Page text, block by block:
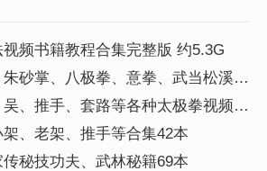
频书籍教程合集完整版 约5.3G
砂掌、八极拳、意拳、武当松溪、
频16G
、推手、套路等各种太极拳视频
、老架、推手等合集42本
秘技功夫、武林秘籍69本